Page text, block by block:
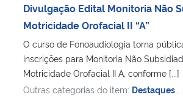
Divulgação Edital Monitoria Não
Motricidade Orofacial II “A”
O curso de Fonoaudiologia torna
inscrições para Monitoria Não
Motricidade Orofacial II A, conforme [...]
Outras categorias do item: Destaques